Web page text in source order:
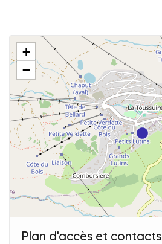
+
−
Plan d'accès et contacts